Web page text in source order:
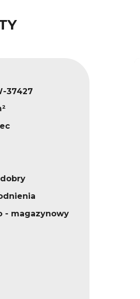
37427
- magazynowy